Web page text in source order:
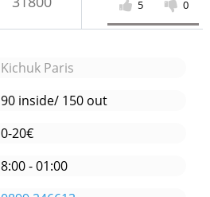
5 0
Kichuk Paris
90 inside/ 150 out
0-20€
8:00 - 01:00